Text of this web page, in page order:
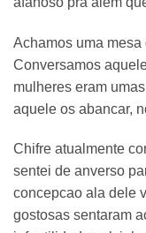
Achamos uma
Conversamos
mulheres eram
aquele os abancar,
Chifre atualmente
sentei de anverso
concepcao ala dele
gostosas sentaram